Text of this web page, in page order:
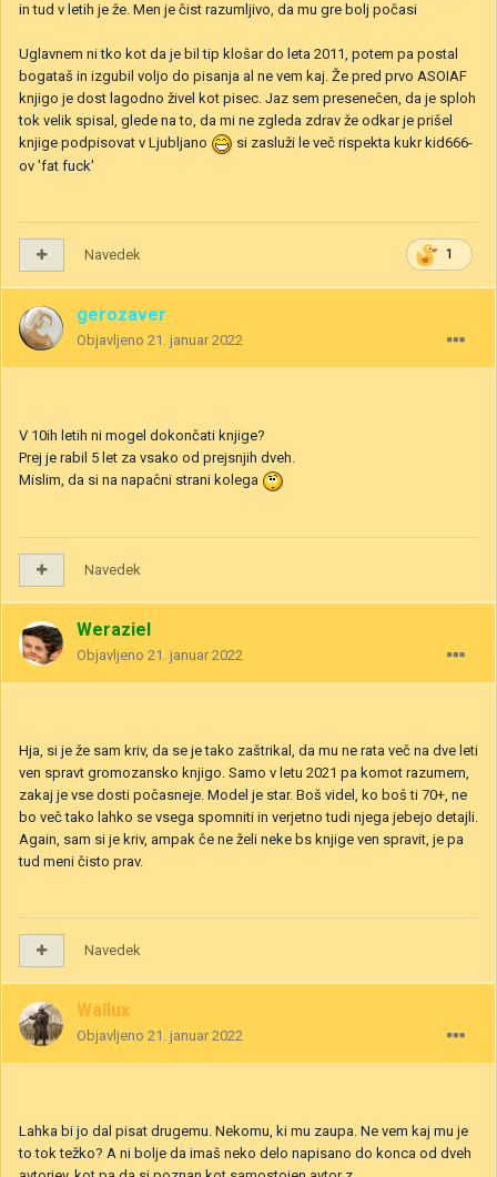
in tud v letih je že. Men je čist razumljivo, da mu gre bolj počasi
Uglavnem ni tko kot da je bil tip klošar do leta 2011, potem pa postal
bogataš in izgubil voljo do pisanja al ne vem kaj. Že pred prvo ASOIAF
knjigo je dost lagodno živel kot pisec. Jaz sem presenečen, da je sploh
tok velik spisal, glede na to, da mi ne zgleda zdrav že odkar je prišel
knjige podpisovat v Ljubljano
si zasluži le več rispekta kukr kid666-
ov 'fat fuck'
1
Navedek
gerozaver
Objavljeno 21. januar 2022
V 10ih letih ni mogel dokončati knjige?
Prej je rabil 5 let za vsako od prejsnjih dveh.
Mislim, da si na napačni strani kolega
Navedek
Weraziel
Objavljeno 21. januar 2022
Hja, si je že sam kriv, da se je tako zaštrikal, da mu ne rata več na dve leti
ven spravt gromozansko knjigo. Samo v letu 2021 pa komot razumem,
zakaj je vse dosti počasneje. Model je star. Boš videl, ko boš ti 70+, ne
bo več tako lahko se vsega spomniti in verjetno tudi njega jebejo detajli.
Again, sam si je kriv, ampak če ne želi neke bs knjige ven spravit, je pa
tud meni čisto prav.
Navedek
Wallux
Objavljeno 21. januar 2022
Lahka bi jo dal pisat drugemu. Nekomu, ki mu zaupa. Ne vem kaj mu je
to tok težko? A ni bolje da imaš neko delo napisano do konca od dveh